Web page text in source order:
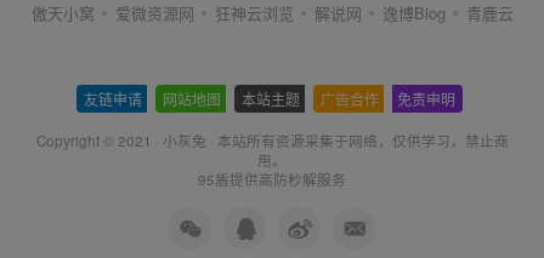
傲天小窝 爱微资源网 狂神云浏览 解说网 逸博Blog 青鹿云
友链申请 网站地图 本站主题 广告合作 免责申明
Copyright © 2021 · 小灰兔 · 本站所有资源采集于网络，仅供学习，禁止商
用。
95盾提供高防秒解服务